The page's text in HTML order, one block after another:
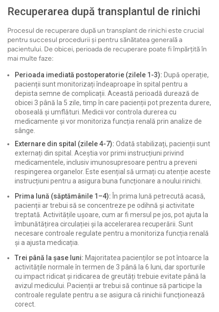
Recuperarea după transplantul de rinichi
Procesul de recuperare după un transplant de rinichi este crucial
pentru succesul procedurii și pentru sănătatea generală a
pacientului. De obicei, perioada de recuperare poate fi împărțită în
mai multe faze:
Perioada imediată postoperatorie (zilele 1-3): După operație,
pacienții sunt monitorizați îndeaproape în spital pentru a
depista semne de complicații. Această perioadă durează de
obicei 3 până la 5 zile, timp în care pacienții pot prezenta durere,
oboseală și umflături. Medicii vor controla durerea cu
medicamente și vor monitoriza funcția renală prin analize de
sânge.
Externare din spital (zilele 4-7): Odată stabilizați, pacienții sunt
externați din spital. Aceștia vor primi instrucțiuni privind
medicamentele, inclusiv imunosupresoare pentru a preveni
respingerea organelor. Este esențial să urmați cu atenție aceste
instrucțiuni pentru a asigura buna funcționare a noului rinichi.
Prima lună (săptămânile 1–4): În prima lună petrecută acasă,
pacienții ar trebui să se concentreze pe odihnă și activitate
treptată. Activitățile ușoare, cum ar fi mersul pe jos, pot ajuta la
îmbunătățirea circulației și la accelerarea recuperării. Sunt
necesare controale regulate pentru a monitoriza funcția renală
și a ajusta medicația.
Trei până la șase luni: Majoritatea pacienților se pot întoarce la
activitățile normale în termen de 3 până la 6 luni, dar sporturile
cu impact ridicat și ridicarea de greutăți trebuie evitate până la
avizul medicului. Pacienții ar trebui să continue să participe la
controale regulate pentru a se asigura că rinichii funcționează
corect.